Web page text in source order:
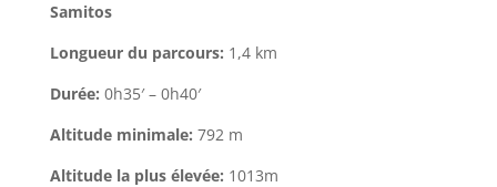
Samitos
Longueur du parcours: 1,4 km
Durée: 0h35′ – 0h40′
Altitude minimale: 792 m
Altitude la plus élevée: 1013m